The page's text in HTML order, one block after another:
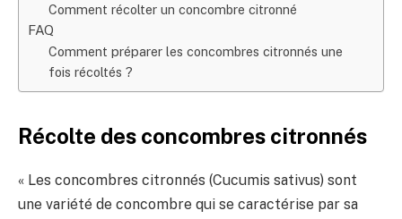
Comment récolter un concombre citronné
FAQ
Comment préparer les concombres citronnés une
fois récoltés ?
Récolte des concombres citronnés
« Les concombres citronnés (Cucumis sativus) sont
une variété de concombre qui se caractérise par sa